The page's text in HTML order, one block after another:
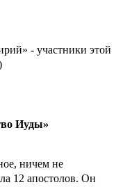
- участники этой
Иуды»
ничем не
12 апостолов. Он